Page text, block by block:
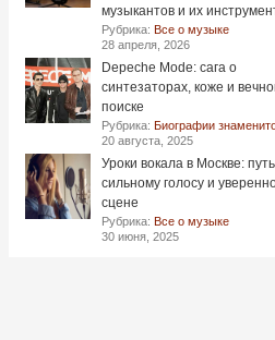
музыкантов и их
Рубрика: Все о музыке
28 апреля, 2026
Depeche Mode: сага о
синтезаторах, коже и
поиске
Рубрика: Биографии
20 августа, 2025
Уроки вокала в Москве:
сильному голосу и
сцене
Рубрика: Все о музыке
30 июня, 2025